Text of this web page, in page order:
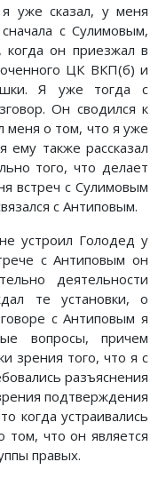
уже сказал, у меня
с Сулимовым,
он приезжал в
ЦК ВКП(б) и
Я уже тогда с
Он сводился к
меня о том, что я уже
ему также рассказал
того, что делает
встреч с Сулимовым
с Антиповым.
устроил Голодед у
с Антиповым он
деятельности
те установки, о
с Антиповым я
вопросы, причем
зрения того, что я с
разъяснения
подтверждения
когда устраивались
том, что он является
правых.